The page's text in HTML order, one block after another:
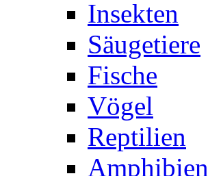
Insekten
Säugetiere
Fische
Vögel
Reptilien
Amphibien